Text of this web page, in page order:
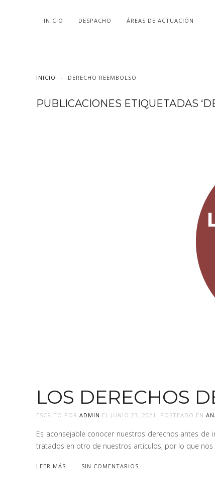
INICIO DESPACHO ÁREAS DE ACTUACIÓN
INICIO DERECHO REEMBOLSO
PUBLICACIONES ETIQUETADAS
LOS DERECHOS
ESCRITO POR ADMIN EL JUNIO 23, 2021 . POSTEADO EN
Es aconsejable conocer nuestros derechos antes de
tratados en otro de nuestros artículos, por lo que
LEER MÁS SIN COMENTARIOS